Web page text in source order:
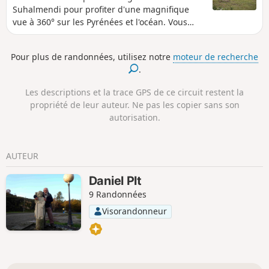
Suhalmendi pour profiter d'une magnifique
vue à 360° sur les Pyrénées et l'océan. Vous
découvrirez également le cochon basque qui
charcuteries. Un joli petit coin pique-nique
Pour plus de randonnées, utilisez notre moteur de recherche
.
Les descriptions et la trace GPS de ce circuit restent la
propriété de leur auteur. Ne pas les copier sans son
autorisation.
AUTEUR
Daniel Plt
9 Randonnées
Visorandonneur